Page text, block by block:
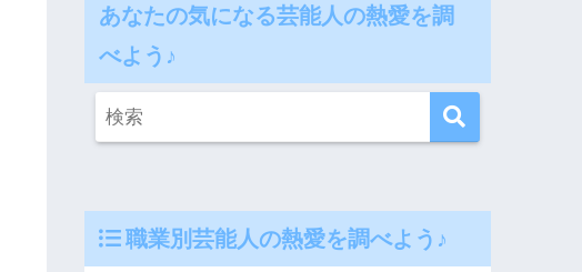
あなたの気になる芸能人の熱愛を調
べよう♪
職業別芸能人の熱愛を調べよう♪